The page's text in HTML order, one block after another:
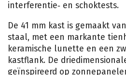
interferentie‑ en schoktests.
De 41 mm kast is gemaakt
staal, met een markante
keramische lunette en een
kastflank. De
geïnspireerd op